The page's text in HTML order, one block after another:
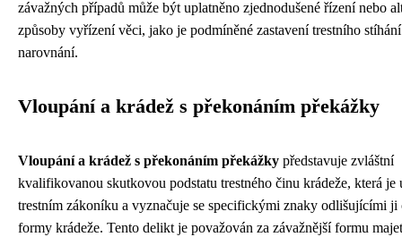
závažných případů může být uplatněno zjednodušené řízení nebo
způsoby vyřízení věci, jako je podmíněné zastavení trestního
narovnání.
Vloupání a krádež s překonáním překážky
Vloupání a krádež s překonáním překážky představuje zvláštní
kvalifikovanou skutkovou podstatu trestného činu krádeže, která je
trestním zákoníku a vyznačuje se specifickými znaky odlišujícími ji
formy krádeže. Tento delikt je považován za závažnější formu